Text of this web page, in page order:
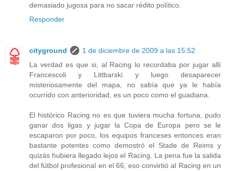
demasiado jugosa para no sacar rédito político.
Responder
cityground
1 de diciembre de 2009 a las 15:52
La verdad es que si, al Racing lo recordaba por jugar allí
Francescoli y Littbarski y luego desaparecer
misteriosamente del mapa, no sabía que ya le había
ocurrido con anterioridad, es un poco como el guadiana.
El histórico Racing no es que tuviera mucha fortuna, pudo
ganar dos ligas y jugar la Copa de Europa pero se le
escaparon por poco, los equipos franceses entonces eran
bastante potentes como demostró el Stade de Reims y
quizás hubiera llegado lejos el Racing. La pena fue la salida
del fútbol profesional en el 66, eso convirtió al Racing en un